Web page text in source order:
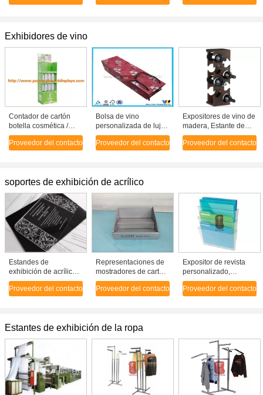
Exhibidores de vino
Contador de cartón
botella cosmética /
botella de vino Stand
de exhibición,
Proveedor del contacto
Bolsa de vino
personalizada de lujo
con cartón marfil /
cartulina con asas
Proveedor del contacto
Expositores de vino de
madera, Estante de
vino montado en la
pared para la cocina
Proveedor del contacto
soportes de exhibición de acrílico
Estandes de
exhibición de acrílico
transparente de lujo /
Tarjetas de invitación
Proveedor del contacto
Representaciones de
mostradores de cartón
de acrílico para el
comercio minorista
Proveedor del contacto
Expositor de revista
personalizado,
Soportes de exhibición
de acrílico
Proveedor del contacto
Estantes de exhibición de la ropa